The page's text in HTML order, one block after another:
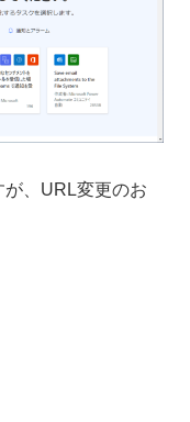
、URL変更のお